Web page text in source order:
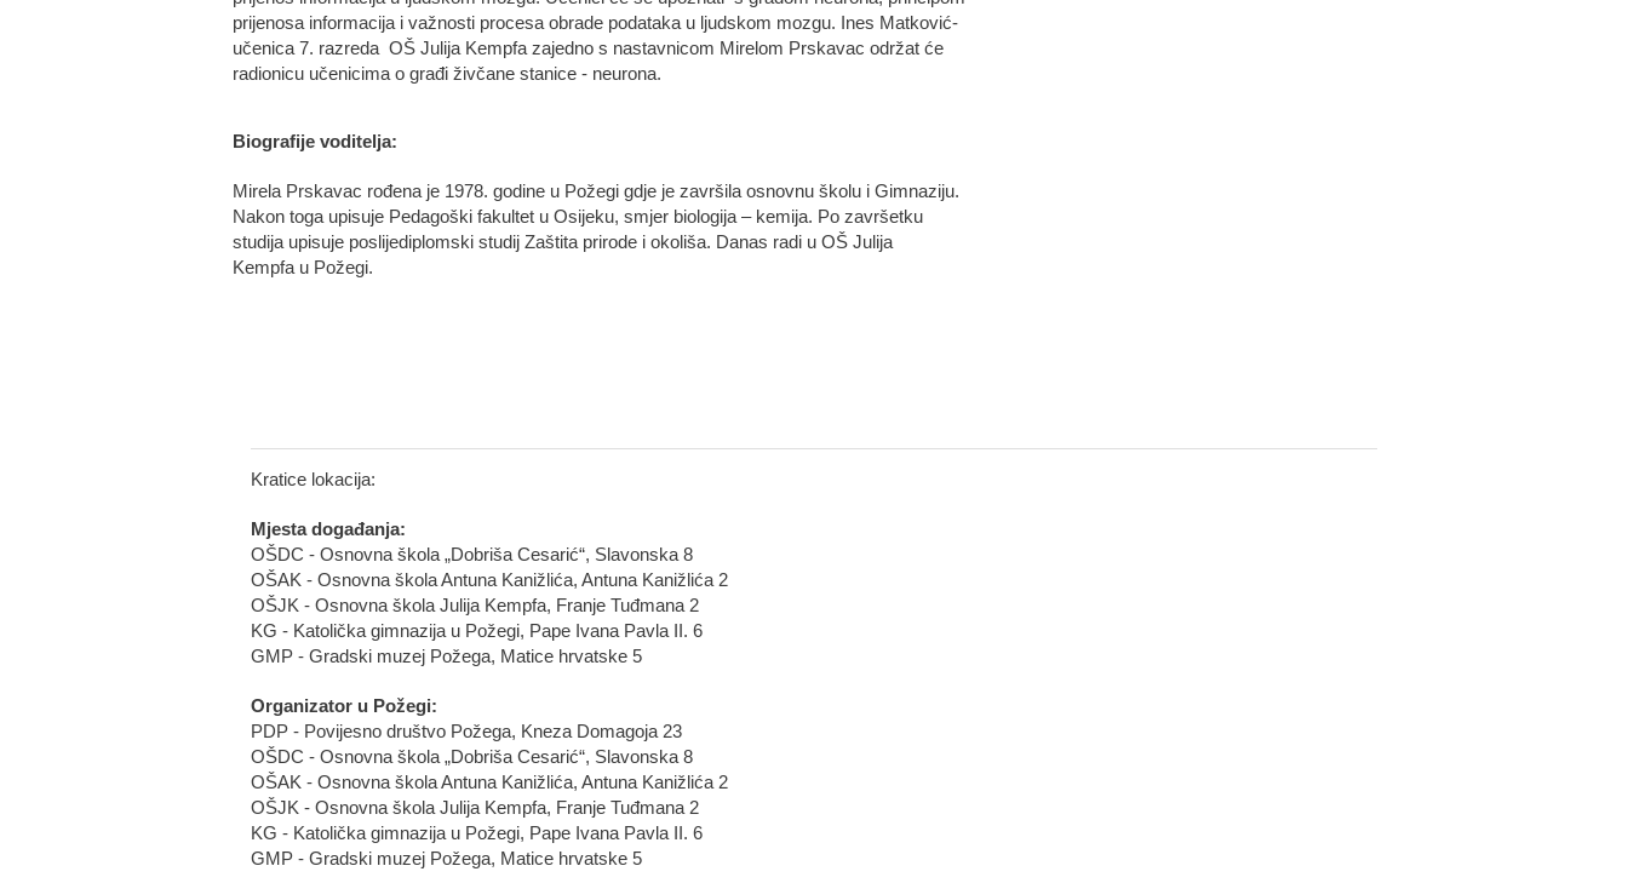
prijenosa informacija i važnosti procesa obrade podataka u ljudskom mozgu. Ines Matković-
učenica 7. razreda OŠ Julija Kempfa zajedno s nastavnicom Mirelom Prskavac održat će
radionicu učenicima o građi živčane stanice - neurona.
Biografije voditelja:
Mirela Prskavac rođena je 1978. godine u Požegi gdje je završila osnovnu školu i Gimnaziju.
Nakon toga upisuje Pedagoški fakultet u Osijeku, smjer biologija – kemija. Po završetku
studija upisuje poslijediplomski studij Zaštita prirode i okoliša. Danas radi u OŠ Julija
Kempfa u Požegi.
Kratice lokacija:
Mjesta događanja:
OŠDC - Osnovna škola „Dobriša Cesarić“, Slavonska 8
OŠAK - Osnovna škola Antuna Kanižlića, Antuna Kanižlića 2
OŠJK - Osnovna škola Julija Kempfa, Franje Tuđmana 2
KG - Katolička gimnazija u Požegi, Pape Ivana Pavla II. 6
GMP - Gradski muzej Požega, Matice hrvatske 5
Organizator u Požegi:
PDP - Povijesno društvo Požega, Kneza Domagoja 23
OŠDC - Osnovna škola „Dobriša Cesarić“, Slavonska 8
OŠAK - Osnovna škola Antuna Kanižlića, Antuna Kanižlića 2
OŠJK - Osnovna škola Julija Kempfa, Franje Tuđmana 2
KG - Katolička gimnazija u Požegi, Pape Ivana Pavla II. 6
GMP - Gradski muzej Požega, Matice hrvatske 5